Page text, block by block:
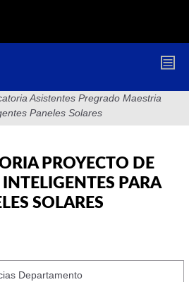
Asistentes Pregrado Maestria
Paneles Solares
PROYECTO DE
INTELIGENTES PARA
SOLARES
Departamento